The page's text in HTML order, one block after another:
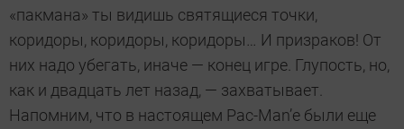
«пакмана» ты видишь святящиеся точки,
коридоры, коридоры, коридоры… И призраков! От
них надо убегать, иначе — конец игре. Глупость, но,
как и двадцать лет назад, — захватывает.
Напомним, что в настоящем Pac-Man’е были еще